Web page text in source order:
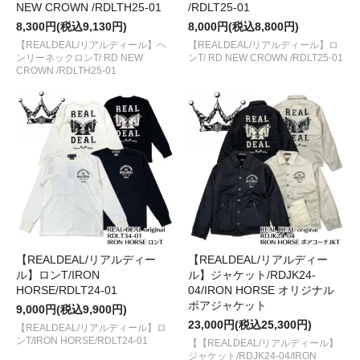
NEW CROWN /RDLTH25-01
8,300円(税込9,130円)
【REALDEAL/リアルディール】ヘ
ンリーネックロンT/ RD NEW
CROWN /RDLTH25-01
/RDLT25-01
8,000円(税込8,800円)
【REALDEAL/リアルディール】ロ
ンT/ RD NEW CROWN /RDLT25-01
【REALDEAL/リアルディー
ル】ロンT/IRON
HORSE/RDLT24-01
9,000円(税込9,900円)
【REALDEAL/リアルディール】ロ
ンT/IRON HORSE/RDLT24-01
【REALDEAL/リアルディー
ル】ジャケット/RDJK24-
04/IRON HORSE オリジナル
ボアジャケット
23,000円(税込25,300円)
【【REALDEAL/リアルディール】
ジャケット/RDJK24-04/IRON